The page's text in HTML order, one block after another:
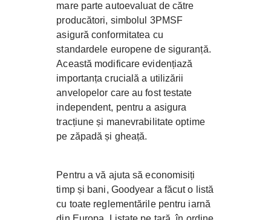
mare parte autoevaluat de către
producători, simbolul 3PMSF
asigură conformitatea cu
standardele europene de siguranță.
Această modificare evidențiază
importanța crucială a utilizării
anvelopelor care au fost testate
independent, pentru a asigura
tracțiune și manevrabilitate optime
pe zăpadă și gheață.
Pentru a vă ajuta să economisiți
timp și bani, Goodyear a făcut o listă
cu toate reglementările pentru iarnă